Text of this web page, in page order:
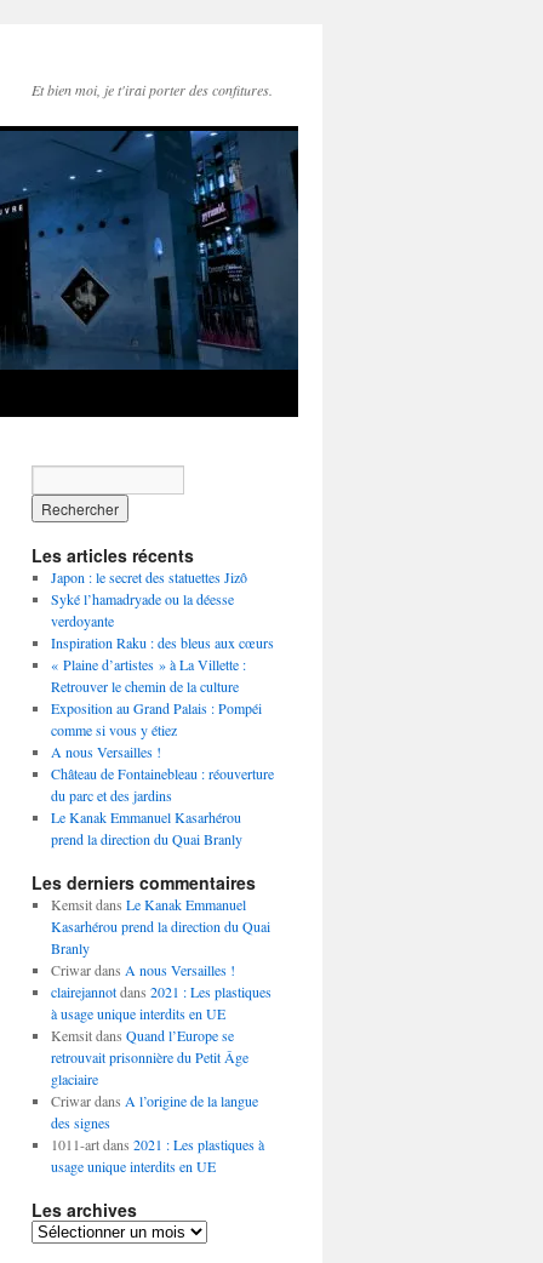
Et bien moi, je t'irai porter des confitures.
Les articles récents
Japon : le secret des statuettes Jizô
Syké l’hamadryade ou la déesse
verdoyante
Inspiration Raku : des bleus aux cœurs
« Plaine d’artistes » à La Villette :
Retrouver le chemin de la culture
Exposition au Grand Palais : Pompéi
comme si vous y étiez
A nous Versailles !
Château de Fontainebleau : réouverture
du parc et des jardins
Le Kanak Emmanuel Kasarhérou
prend la direction du Quai Branly
Les derniers commentaires
Kemsitdans Le Kanak Emmanuel
Kasarhérou prend la direction du Quai
Branly
Criwardans A nous Versailles !
clairejannotdans 2021 : Les plastiques
à usage unique interdits en UE
Kemsitdans Quand l’Europe se
retrouvait prisonnière du Petit Âge
glaciaire
Criwardans A l’origine de la langue
des signes
1011-artdans 2021 : Les plastiques à
usage unique interdits en UE
Les archives
Les